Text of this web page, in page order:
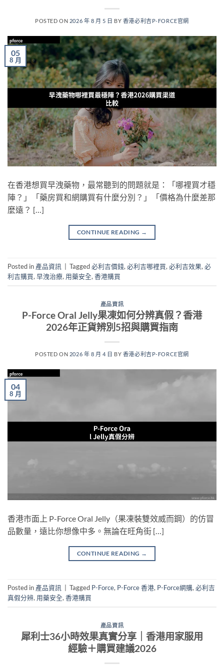
POSTED ON 2026 年 8 月 5 日 BY 香港必利吉P-FORCE官網
05
8 月
在香港想買早洩藥物，最常聽到的問題就是：「哪裡買才穩
陣？」「藥房買和網購買有什麼分別？」「價格為什麼差那
麼遠？ […]
CONTINUE READING →
Posted in 產品資訊 Tagged必利吉價錢, 必利吉哪裡買, 必利吉效果, 必
利吉購買, 早洩治療, 用藥安全, 香港購買
產品資訊
P-Force Oral Jelly果凍如何分辨真假？香港
2026年正貨辨別5招與購買指南
POSTED ON 2026 年 8 月 4 日 BY 香港必利吉P-FORCE官網
04
8 月
香港市面上 P-Force Oral Jelly（果凍裝雙效威而鋼）的仿冒
品數量，遠比你想像中多。無論在旺角街 […]
CONTINUE READING →
Posted in 產品資訊 Tagged P-Force, P-Force 香港, P-Force網購, 必利吉
真假分辨, 用藥安全, 香港購買
產品資訊
犀利士36小時效果真實分享｜香港用家服用
經驗＋購買建議2026